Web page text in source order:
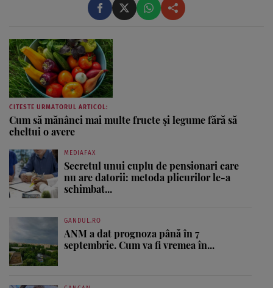
CITESTE URMATORUL ARTICOL:
Cum să mănânci mai multe fructe și legume fără să
cheltui o avere
MEDIAFAX
Secretul unui cuplu de pensionari care
nu are datorii: metoda plicurilor le-a
schimbat...
GANDUL.RO
ANM a dat prognoza până în 7
septembrie. Cum va fi vremea în...